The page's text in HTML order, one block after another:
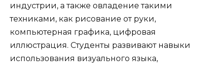
индустрии, а также овладение такими
техниками, как рисование от руки,
компьютерная графика, цифровая
иллюстрация. Студенты развивают навыки
использования визуального языка,